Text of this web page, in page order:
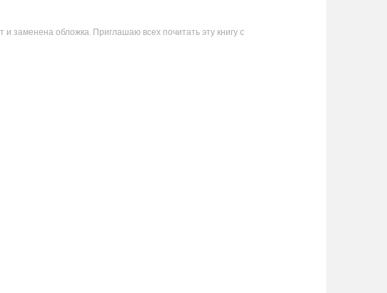
заменена обложка. Приглашаю всех почитать эту книгу с